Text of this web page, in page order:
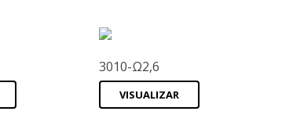
3010-Ω2,6
VISUALIZAR